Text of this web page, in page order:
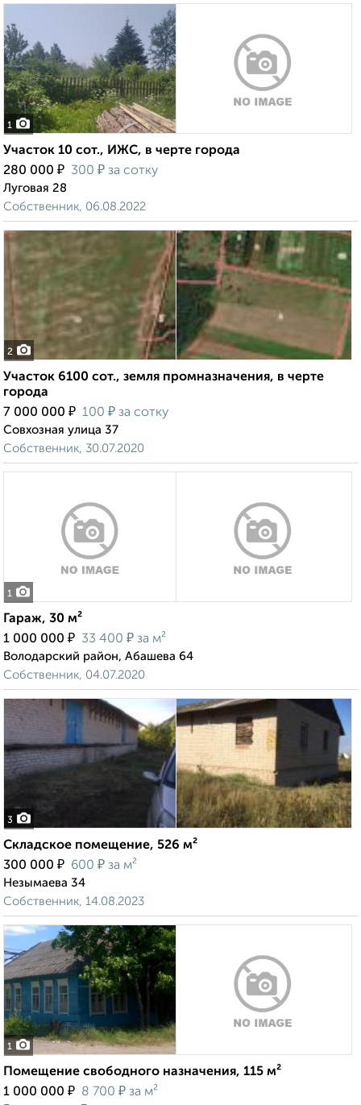
1
Участок 10 сот., ИЖС, в черте города
280 000 ₽ 300 ₽ за сотку
Луговая 28
Собственник, 06.08.2022
2
Участок 6100 сот., земля промназначения, в черте
города
7 000 000 ₽ 100 ₽ за сотку
Совхозная улица 37
Собственник, 30.07.2020
1
Гараж, 30 м²
1 000 000 ₽ 33 400 ₽ за м²
Володарский район, Абашева 64
Собственник, 04.07.2020
3
Складское помещение, 526 м²
300 000 ₽ 600 ₽ за м²
Незымаева 34
Собственник, 14.08.2023
1
Помещение свободного назначения, 115 м²
1 000 000 ₽ 8 700 ₽ за м²